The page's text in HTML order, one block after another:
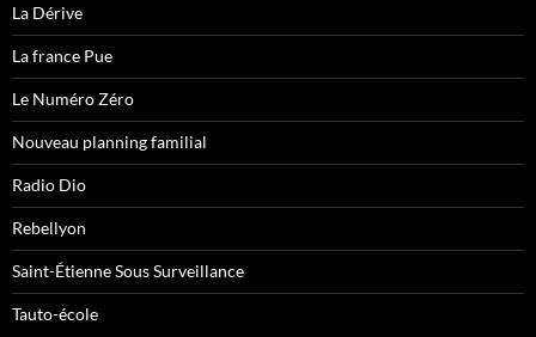
La Dérive
La france Pue
Le Numéro Zéro
Nouveau planning familial
Radio Dio
Rebellyon
Saint-Étienne Sous Surveillance
Tauto-école